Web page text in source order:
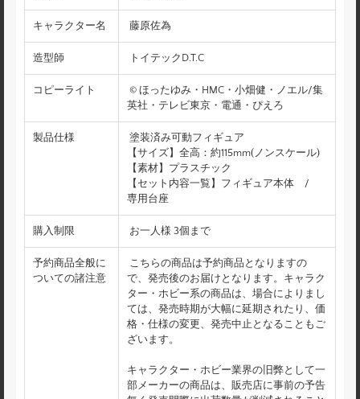
キャラクター名 藤原佐為
造型師 トイテックD.T.C
コピーライト
© ほったゆみ・HMC・小畑健・ノエル/集
英社・テレビ東京・電通・ぴえろ
製品仕様
塗装済み可動フィギュア
【サイズ】全高：約115mm(ノンスケール)
【素材】プラスチック
【セット内容一覧】フィギュア本体 /
専用台座
購入制限 お一人様 3個まで
予約商品全般に
ついての諸注意
こちらの商品は予約商品となりますの
で、発売後のお届けとなります。キャラク
ター・ホビー系の商品は、場合によりまし
ては、発売時期が大幅に延期されたり、価
格・仕様の変更、発売中止となることもご
ざいます。
キャラクター・ホビー業界の旧弊として一
部メーカーの商品は、販売店に事前の予告